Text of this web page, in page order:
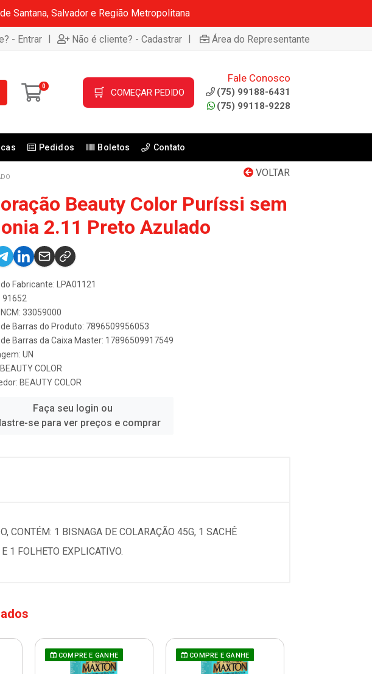
Santana, Salvador e Região Metropolitana
- Entrar | Não é cliente? - Cadastrar | Área do Representante
0 🛒 COMEÇAR PEDIDO
Fale Conosco
(75) 99188-6431
(75) 99118-9228
Pedidos Boletos Contato
VOLTAR
Beauty Color Puríssi sem
2.11 Preto Azulado
Fabricante: LPA01121
91652
33059000
Barras do Produto: 7896509956053
Barras da Caixa Master: 17896509917549
UN
BEAUTY COLOR
BEAUTY COLOR
Faça seu login ou
se para ver preços e comprar
CONTÉM: 1 BISNAGA DE COLARAÇÃO 45G, 1 SACHÊ
1 FOLHETO EXPLICATIVO.
COMPRE E GANHE COMPRE E GANHE